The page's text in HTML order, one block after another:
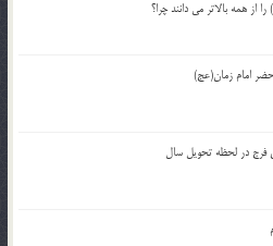
از همه بالاتر مي دانند چرا؟
امام زمان(عج)
فرج در لحظه تحویل سال